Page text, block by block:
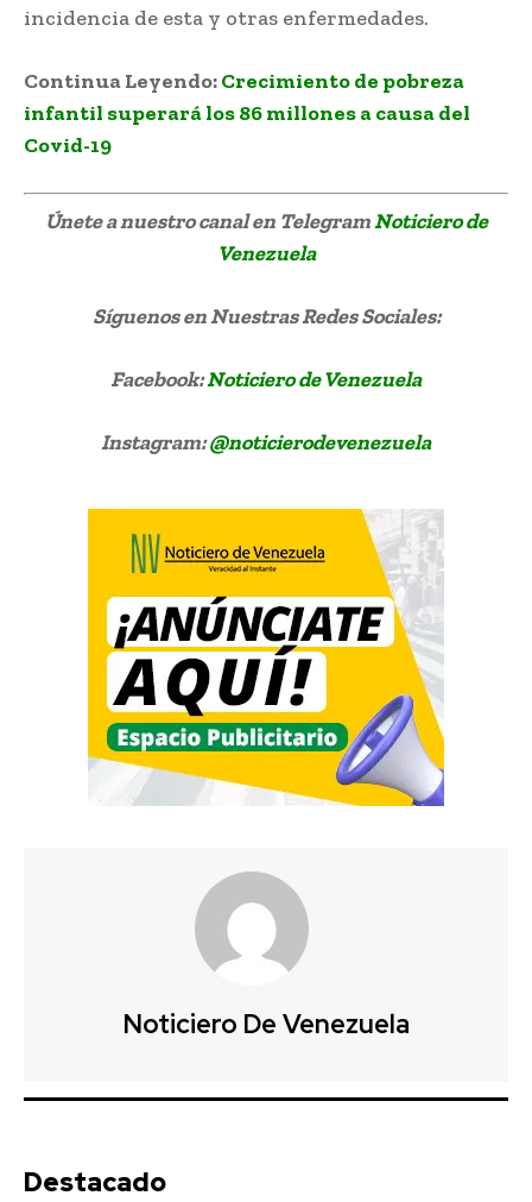
incidencia de esta y otras enfermedades.
Continua Leyendo:Crecimiento de pobreza
infantil superará los 86 millones a causa del
Covid-19
Únete a nuestro canal en TelegramNoticiero de
Venezuela
Síguenosen Nuestras Redes Sociales:
Facebook:Noticiero de Venezuela
Instagram:@noticierodevenezuela
Noticiero De Venezuela
Destacado